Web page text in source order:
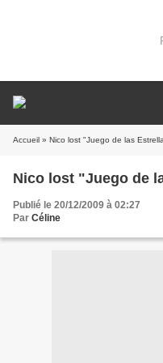
Accueil » Nico lost "Juego de las
Nico lost "Juego de
Publié le 20/12/2009 à 02:27
Par Céline